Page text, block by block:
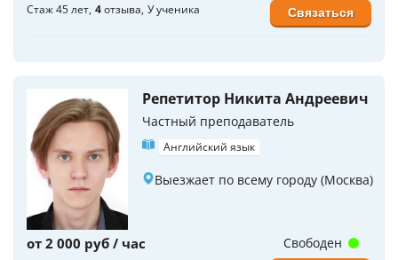
Стаж 45 лет 4отзыва У ученика Связаться
Репетитор Никита Андреевич
Частный преподаватель
Английский язык
Выезжает по всему городу (Москва)
от 2 000 руб / час Свободен